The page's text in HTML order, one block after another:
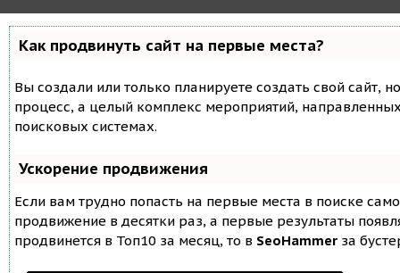
Как продвинуть сайт на первые места?
Вы создали или только планируете создать свой сайт,
процесс, а целый комплекс мероприятий,
поисковых системах.
Ускорение продвижения
Если вам трудно попасть на первые места в поиске
продвижение в десятки раз, а первые результаты
продвинется в Топ10 за месяц, то в SeoHammer за